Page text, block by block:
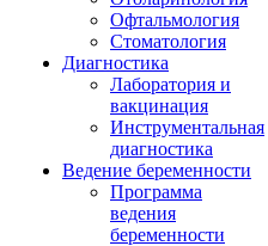
Офтальмология
Стоматология
Диагностика
Лаборатория и
вакцинация
Инструментальная
диагностика
Ведение беременности
Программа
ведения
беременности